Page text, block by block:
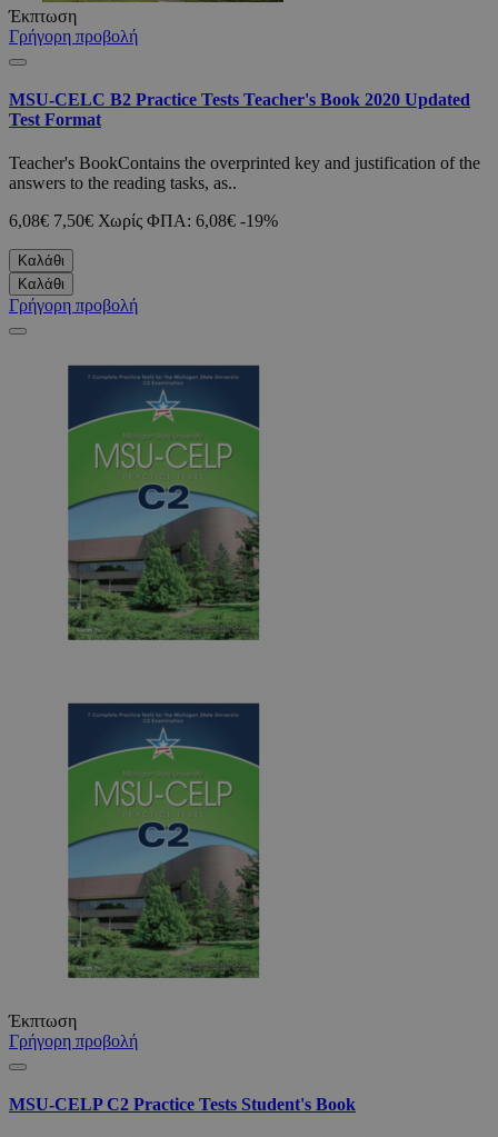
Έκπτωση
Γρήγορη προβολή
MSU-CELC B2 Practice Tests Teacher's Book 2020 Updated
Test Format
Teacher's BookContains the overprinted key and justification of the
answers to the reading tasks, as..
6,08€ 7,50€ Χωρίς ΦΠΑ: 6,08€ -19%
Καλάθι
Καλάθι
Γρήγορη προβολή
Έκπτωση
Γρήγορη προβολή
MSU-CELP C2 Practice Tests Student's Book